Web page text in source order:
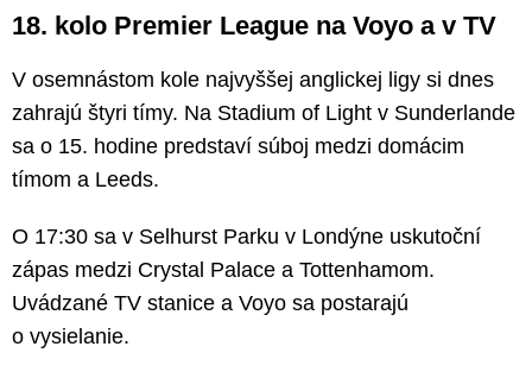
18. kolo Premier League na Voyo a v TV
V osemnástom kole najvyššej anglickej ligy si dnes
zahrajú štyri tímy. Na Stadium of Light v Sunderlande
sa o 15. hodine predstaví súboj medzi domácim
tímom a Leeds.
O 17:30 sa v Selhurst Parku v Londýne uskutoční
zápas medzi Crystal Palace a Tottenhamom.
Uvádzané TV stanice a Voyo sa postarajú
o vysielanie.